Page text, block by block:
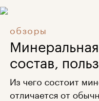
обзоры
состав,
Из чего состоит
отличается от